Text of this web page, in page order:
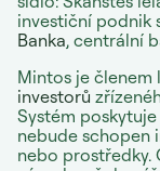
investiční podnik
Banka, centrální
Mintos je členem
investorů
Systém
nebude schopen
nebo prostředky.